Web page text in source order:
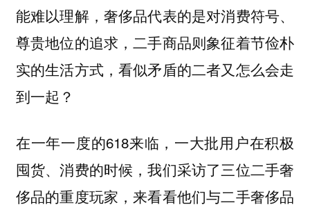
能难以理解，奢侈品代表的是对消费符号、
尊贵地位的追求，二手商品则象征着节俭朴
实的生活方式，看似矛盾的二者又怎么会走
到一起？
在一年一度的618来临，一大批用户在积极
囤货、消费的时候，我们采访了三位二手奢
侈品的重度玩家，来看看他们与二手奢侈品